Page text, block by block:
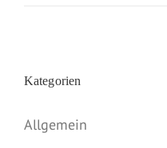
Kategorien
Allgemein